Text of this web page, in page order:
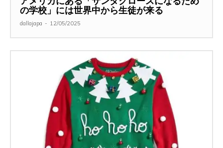
の学校」には世界中から生徒が来る
dallajapa - 12/05/2025